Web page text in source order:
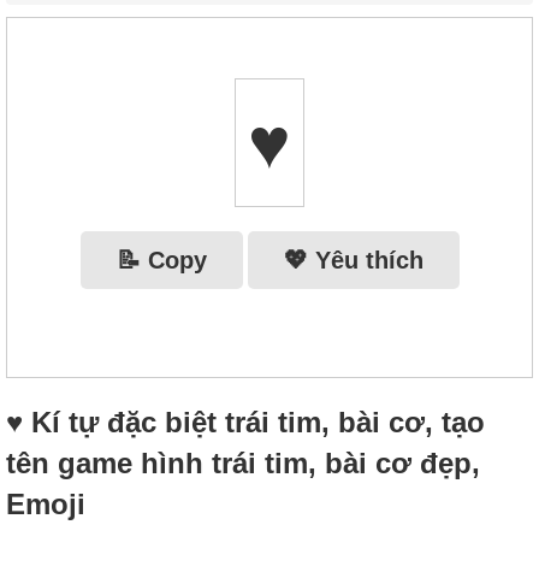
♥️
📝 Copy 💖 Yêu thích
♥️ Kí tự đặc biệt trái tim, bài cơ, tạo
tên game hình trái tim, bài cơ đẹp,
Emoji